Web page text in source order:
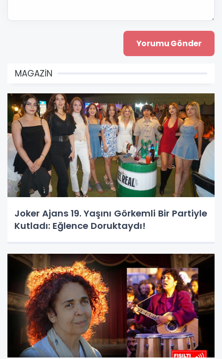
MAGAZİN
Joker Ajans 19. Yaşını Görkemli Bir Partiyle
Kutladı: Eğlence Doruktaydı!